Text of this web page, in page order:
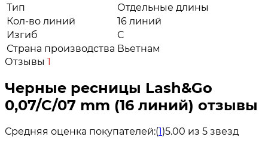
Тип
Отдельные длины
Кол-во линий
16 линий
Изгиб
C
Страна производства Вьетнам
Отзывы 1
Черные ресницы Lash&Go
0,07/C/07 mm (16 линий) отзывы
Средняя оценка покупателей:(1)5.00 из 5 звезд